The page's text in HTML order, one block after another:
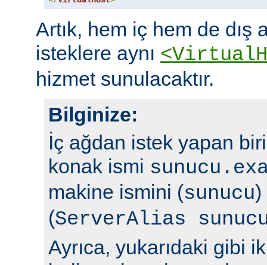
Artık, hem iç hem de dış
isteklere aynı
hizmet sunulacaktır.
Bilginize:
İç ağdan istek yapan
konak ismi
makine ismini (sunucu)
(ServerAlias
Ayrıca, yukarıdaki gibi